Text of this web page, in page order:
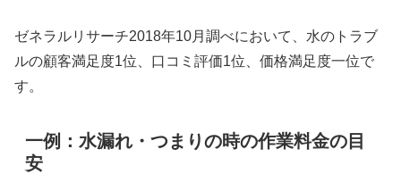
ゼネラルリサーチ2018年10月調べにおいて、水のトラブ
ルの顧客満足度1位、口コミ評価1位、価格満足度一位で
す。
一例：水漏れ・つまりの時の作業料金の目
安